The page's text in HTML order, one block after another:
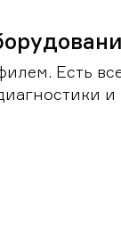
Есть
и